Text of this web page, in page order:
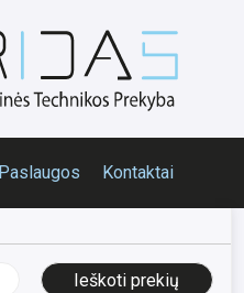
Paslaugos Kontaktai